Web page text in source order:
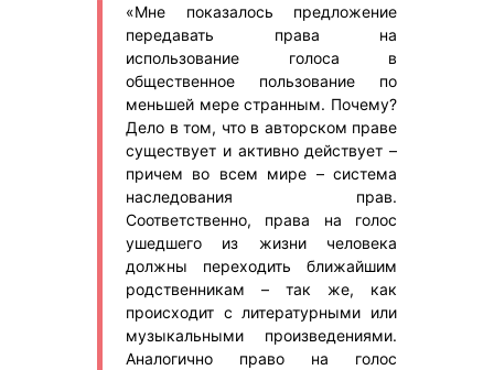
«Мне показалось предложение
передавать права на
использование голоса в
общественное пользование по
меньшей мере странным. Почему?
Дело в том, что в авторском праве
существует и активно действует –
причем во всем мире – система
наследования прав.
Соответственно, права на голос
ушедшего из жизни человека
должны переходить ближайшим
родственникам – так же, как
происходит с литературными или
музыкальными произведениями.
Аналогично право на голос